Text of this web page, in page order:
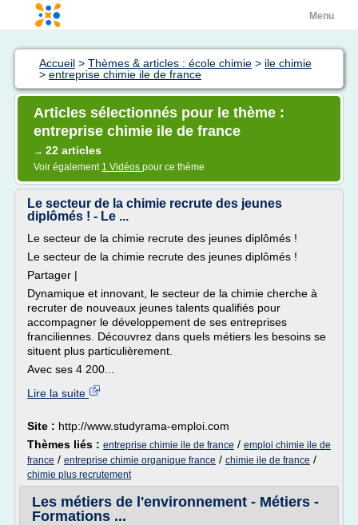
Menu
Accueil > Thèmes & articles : école chimie > ile chimie
> entreprise chimie ile de france
Articles sélectionnés pour le thème :
entreprise chimie ile de france
→ 22 articles
Voir également 1 Vidéos pour ce thème
Le secteur de la chimie recrute des jeunes
diplômés ! - Le ...
Le secteur de la chimie recrute des jeunes diplômés !
Le secteur de la chimie recrute des jeunes diplômés !
Partager |
Dynamique et innovant, le secteur de la chimie cherche à
recruter de nouveaux jeunes talents qualifiés pour
accompagner le développement de ses entreprises
franciliennes. Découvrez dans quels métiers les besoins se
situent plus particulièrement.
Avec ses 4 200...
Lire la suite
Site : http://www.studyrama-emploi.com
Thèmes liés : entreprise chimie ile de france / emploi chimie ile de
france / entreprise chimie organique france / chimie ile de france /
chimie plus recrutement
Les métiers de l'environnement - Métiers -
Formations ...